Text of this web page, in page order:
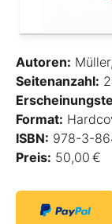
Autoren:
Seitenanzahl:
Format:
ISBN: 978-3-
Preis: 50,00 €